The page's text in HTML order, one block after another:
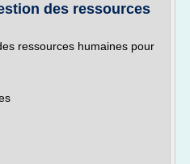
des ressources
ressources humaines pour